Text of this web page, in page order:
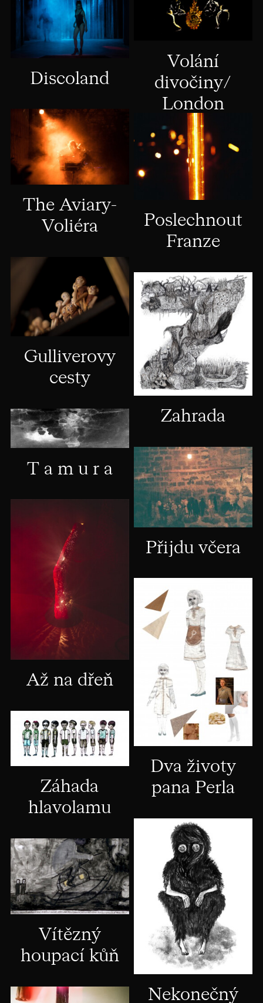
Volání
divočiny/
London
calling
Discoland
The Aviary-
Voliéra
Poslechnout
Franze
Gulliverovy
cesty
Zahrada
T a m u r a
Přijdu včera
Až na dřeň
Dva životy
pana Perla
Záhada
hlavolamu
Nekonečný
Vítězný
houpací kůň